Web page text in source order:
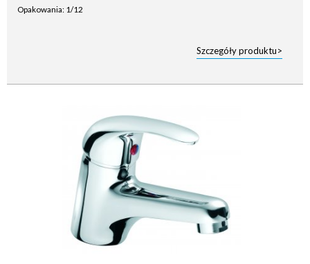
Opakowania: 1/12
Szczegóły produktu>